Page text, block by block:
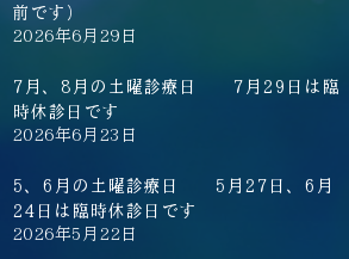
前です）
2026年6月29日
7月、8月の土曜診療日 7月29日は臨
時休診日です
2026年6月23日
5、6月の土曜診療日 5月27日、6月
24日は臨時休診日です
2026年5月22日